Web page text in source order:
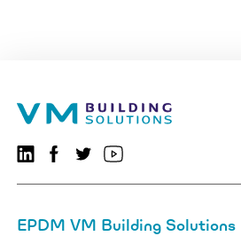
Volg ons op LinkedIn
Volg ons op Facebook
Bezoek ons YouTube-
EPDM VM Building Solutions